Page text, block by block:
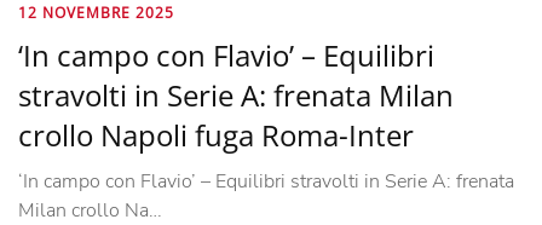
12 NOVEMBRE 2025
‘In campo con Flavio’ – Equilibri
stravolti in Serie A: frenata Milan
crollo Napoli fuga Roma-Inter
‘In campo con Flavio’ – Equilibri stravolti in Serie A: frenata
Milan crollo Na…